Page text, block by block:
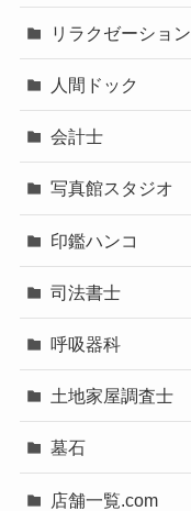
リラクゼーション
人間ドック
会計士
写真館スタジオ
印鑑ハンコ
司法書士
呼吸器科
土地家屋調査士
墓石
店舗一覧.com